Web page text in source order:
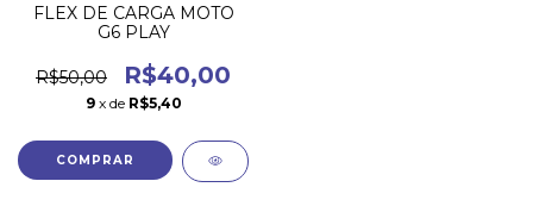
FLEX DE CARGA MOTO
G6 PLAY
R$50,00 R$40,00
9 x de R$5,40